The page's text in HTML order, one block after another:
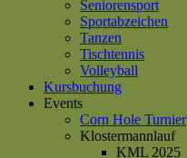
Seniorensport
Sportabzeichen
Tanzen
Tischtennis
Volleyball
Kursbuchung
Events
Corn Hole Turnier
Klostermannlauf
KML 2025